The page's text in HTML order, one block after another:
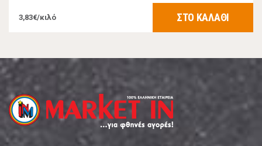
3,83€/κιλό ΣΤΟ ΚΑΛΑΘΙ